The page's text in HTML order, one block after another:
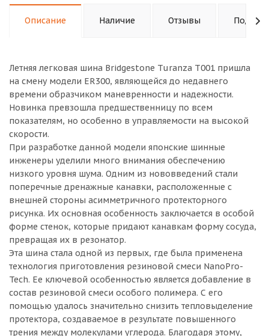
Описание Наличие Отзывы
Летняя легковая шина Bridgestone Turanza T001 пришла
на смену модели ER300, являющейся до недавнего
времени образчиком маневренности и надежности.
Новинка превзошла предшественницу по всем
показателям, но особенно в управляемости на высокой
скорости.
При разработке данной модели японские шинные
инженеры уделили много внимания обеспечению
низкого уровня шума. Одним из нововведений стали
поперечные дренажные канавки, расположенные с
внешней стороны асимметричного протекторного
рисунка. Их основная особенность заключается в особой
форме стенок, которые придают канавкам форму сосуда,
превращая их в резонатор.
Эта шина стала одной из первых, где была применена
технология приготовления резиновой смеси NanoPro-
Tech. Ее ключевой особенностью является добавление в
состав резиновой смеси особого полимера. С его
помощью удалось значительно снизить тепловыделение
протектора, создаваемое в результате повышенного
трения между молекулами углерода. Благодаря этому,